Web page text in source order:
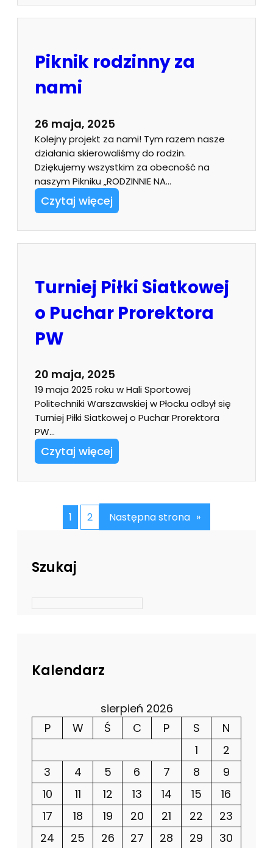
Piknik rodzinny za
nami
26 maja, 2025
Kolejny projekt za nami! Tym razem nasze
działania skierowaliśmy do rodzin.
Dziękujemy wszystkim za obecność na
naszym Pikniku „RODZINNIE NA…
Czytaj więcej
Turniej Piłki Siatkowej
o Puchar Prorektora
PW
20 maja, 2025
19 maja 2025 roku w Hali Sportowej
Politechniki Warszawskiej w Płocku odbył się
Turniej Piłki Siatkowej o Puchar Prorektora
PW…
Czytaj więcej
1 2 Następna strona »
Szukaj
Kalendarz
sierpień 2026
P
W Ś C P S
N
1
2
3
4 5 6 7 8
9
10
11 12 13 14 15
16
17
18 19 20 21 22
23
24
25 26 27 28 29
30